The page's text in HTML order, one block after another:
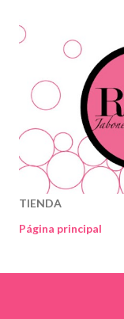
TIENDA
Página principal